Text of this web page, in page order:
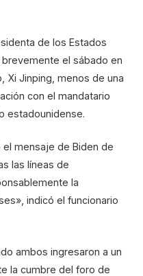
de los Estados
brevemente el sábado en
Xi Jinping, menos de una
con el mandatario
estadounidense.
mensaje de Biden de
las líneas de
la
indicó el funcionario
ambos ingresaron a un
la cumbre del foro de